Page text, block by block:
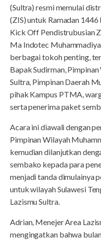
(Sultra) resmi memulai
(ZIS) untuk Ramadan
Kick Off Pendistrubusian
Ma Indotec
berbagai tokoh penting,
Bapak Sudirman,
Sultra, Pimpinan Daerah
pihak Kampus PTMA,
serta penerima paket
Acara ini diawali dengan
Pimpinan Wilayah
kemudian dilanjutkan
sembako kepada para
menjadi tanda dimulainya
untuk wilayah Sulawesi
Lazismu Sultra.
Adrian, Menejer Area
mengingatkan bahwa